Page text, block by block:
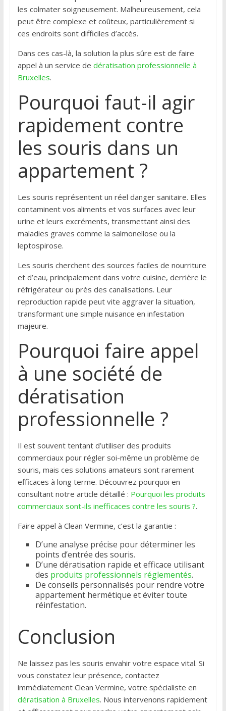
les colmater soigneusement. Malheureusement, cela
peut être complexe et coûteux, particulièrement si
ces endroits sont difficiles d’accès.
Dans ces cas-là, la solution la plus sûre est de faire
appel à un service de dératisation professionnelle à
Bruxelles.
Pourquoi faut-il agir
rapidement contre
les souris dans un
appartement ?
Les souris représentent un réel danger sanitaire. Elles
contaminent vos aliments et vos surfaces avec leur
urine et leurs excréments, transmettant ainsi des
maladies graves comme la salmonellose ou la
leptospirose.
Les souris cherchent des sources faciles de nourriture
et d’eau, principalement dans votre cuisine, derrière le
réfrigérateur ou près des canalisations. Leur
reproduction rapide peut vite aggraver la situation,
transformant une simple nuisance en infestation
majeure.
Pourquoi faire appel
à une société de
dératisation
professionnelle ?
Il est souvent tentant d’utiliser des produits
commerciaux pour régler soi-même un problème de
souris, mais ces solutions amateurs sont rarement
efficaces à long terme. Découvrez pourquoi en
consultant notre article détaillé : Pourquoi les produits
commerciaux sont-ils inefficaces contre les souris ?.
Faire appel à Clean Vermine, c’est la garantie :
D’une analyse précise pour déterminer les
points d’entrée des souris.
D’une dératisation rapide et efficace utilisant
des produits professionnels réglementés.
De conseils personnalisés pour rendre votre
appartement hermétique et éviter toute
réinfestation.
Conclusion
Ne laissez pas les souris envahir votre espace vital. Si
vous constatez leur présence, contactez
immédiatement Clean Vermine, votre spécialiste en
dératisation à Bruxelles. Nous intervenons rapidement